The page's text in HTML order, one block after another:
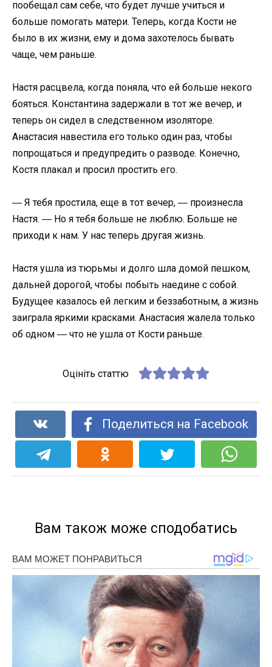
пообещал сам себе, что будет лучше учиться и
больше помогать матери. Теперь, когда Кости не
было в их жизни, ему и дома захотелось бывать
чаще, чем раньше.
Настя расцвела, когда поняла, что ей больше некого
бояться. Константина задержали в тот же вечер, и
теперь он сидел в следственном изоляторе.
Анастасия навестила его только один раз, чтобы
попрощаться и предупредить о разводе. Конечно,
Костя плакал и просил простить его.
― Я тебя простила, еще в тот вечер, ― произнесла
Настя. ― Но я тебя больше не люблю. Больше не
приходи к нам. У нас теперь другая жизнь.
Настя ушла из тюрьмы и долго шла домой пешком,
дальней дорогой, чтобы побыть наедине с собой.
Будущее казалось ей легким и беззаботным, а жизнь
заиграла яркими красками. Анастасия жалела только
об одном ― что не ушла от Кости раньше.
Оцініть статтю
Поделиться на Facebook
Вам також може сподобатись